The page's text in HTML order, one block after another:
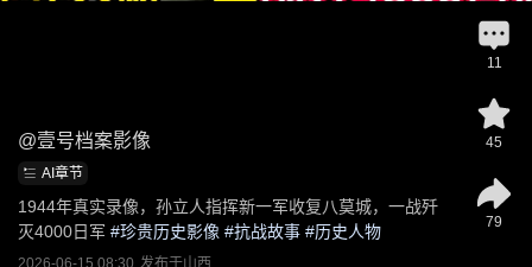
@壹号档案影像
AI章节
1944年真实录像，孙立人指挥新一军收复八莫城，一战歼
灭4000日军 #珍贵历史影像 #抗战故事 #历史人物
2026-06-15 08:30 发布于山西
11
45
79